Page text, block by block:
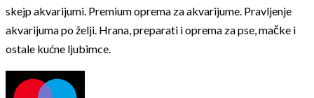
skejp akvarijumi. Premium oprema za akvarijume. Pravljenje
akvarijuma po želji. Hrana, preparati i oprema za pse, mačke i
ostale kućne ljubimce.